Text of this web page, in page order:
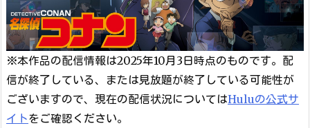
※本作品の配信情報は2025年10月3日時点のものです。配
信が終了している、または見放題が終了している可能性が
ございますので、現在の配信状況についてはHuluの公式サ
イトをご確認ください。